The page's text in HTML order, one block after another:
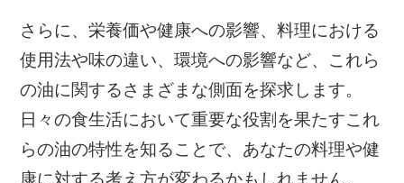
さらに、栄養価や健康への影響、料理における
使用法や味の違い、環境への影響など、これら
の油に関するさまざまな側面を探求します。
日々の食生活において重要な役割を果たすこれ
らの油の特性を知ることで、あなたの料理や健
康に対する考え方が変わるかもしれません。